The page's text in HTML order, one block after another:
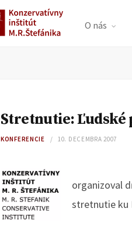
O nás
Stretnutie: Ľudské
KONFERENCIE 10. DECEMBRA 2007
organizoval
stretnutie ku